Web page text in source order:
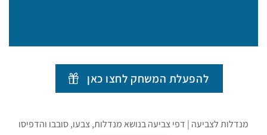
להפעלת המשחק לחצו כאן
מנדלות לצביעה | דפי צביעה בנושא מנדלות, צבעו, סובבו והדפיסו